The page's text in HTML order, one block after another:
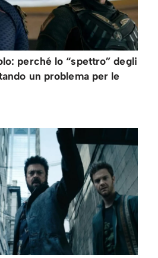
perché lo “spettro” degli
un problema per le